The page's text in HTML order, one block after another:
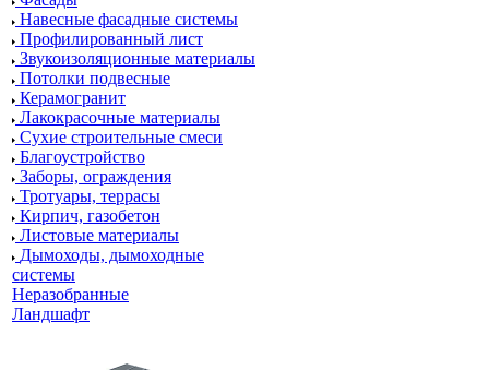
Навесные фасадные системы
Профилированный лист
Звукоизоляционные материалы
Потолки подвесные
Керамогранит
Лакокрасочные материалы
Сухие строительные смеси
Благоустройство
Заборы, ограждения
Тротуары, террасы
Кирпич, газобетон
Листовые материалы
Дымоходы, дымоходные
системы
Неразобранные
Ландшафт